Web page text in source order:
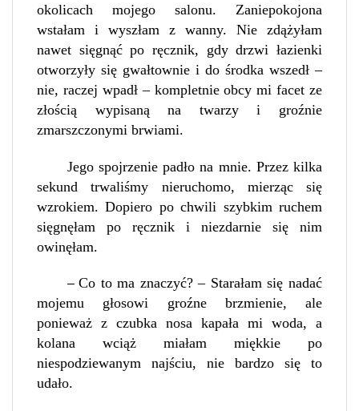
okolicach mojego salonu. Zaniepokojona
wstałam i wyszłam z wanny. Nie zdążyłam
nawet sięgnąć po ręcznik, gdy drzwi łazienki
otworzyły się gwałtownie i do środka wszedł –
nie, raczej wpadł – kompletnie obcy mi facet ze
złością wypisaną na twarzy i groźnie
zmarszczonymi brwiami.
Jego spojrzenie padło na mnie. Przez kilka
sekund trwaliśmy nieruchomo, mierząc się
wzrokiem. Dopiero po chwili szybkim ruchem
sięgnęłam po ręcznik i niezdarnie się nim
owinęłam.
–Co to ma znaczyć? – Starałam się nadać
mojemu głosowi groźne brzmienie, ale
ponieważ z czubka nosa kapała mi woda, a
kolana wciąż miałam miękkie po
niespodziewanym najściu, nie bardzo się to
udało.